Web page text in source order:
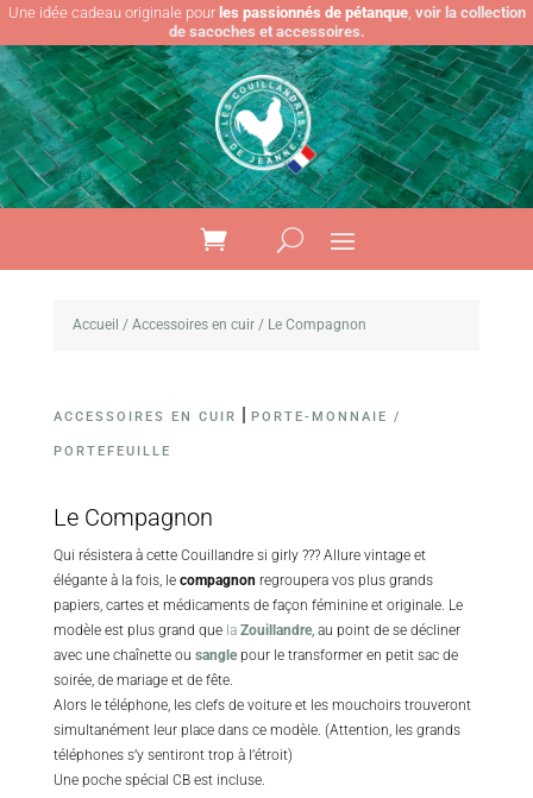
Une idée cadeau originale pour les passionnés de pétanque, voir la collection
de sacoches et accessoires.
Accueil / Accessoires en cuir/ Le Compagnon
ACCESSOIRES EN CUIR | PORTE-MONNAIE /
PORTEFEUILLE
Le Compagnon
Qui résistera à cette Couillandre si girly ??? Allure vintage et
élégante à la fois, le compagnon regroupera vos plus grands
papiers, cartes et médicaments de façon féminine et originale. Le
modèle est plus grand que la Zouillandre, au point de se décliner
avec une chaînette ou sanglepour le transformer en petit sac de
soirée, de mariage et de fête.
Alors le téléphone, les clefs de voiture et les mouchoirs trouveront
simultanément leur place dans ce modèle. (Attention, les grands
téléphones s’y sentiront trop à l’étroit)
Une poche spécial CB est incluse.